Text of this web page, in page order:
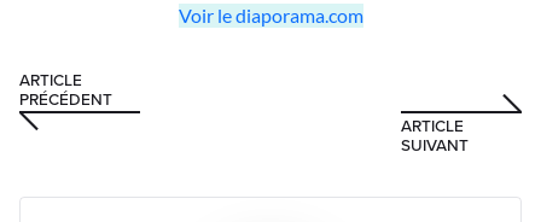
Voir le diaporama.com
ARTICLE
PRÉCÉDENT
ARTICLE
SUIVANT